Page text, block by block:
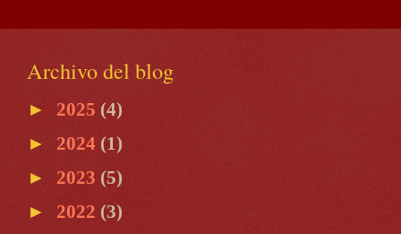
Archivo del blog
► 2025 (4)
► 2024 (1)
► 2023 (5)
► 2022 (3)